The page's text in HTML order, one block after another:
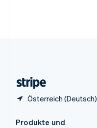
Österreich (Deutsch)
Produkte und